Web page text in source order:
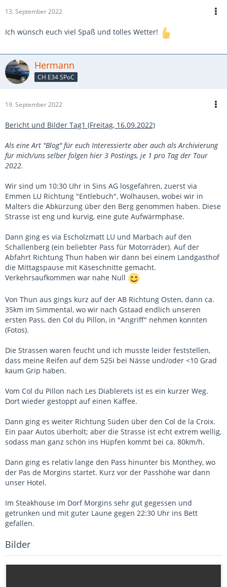
13. September 2022
Ich wünsch euch viel Spaß und tolles Wetter!
Hermann
CH E34 SPoC
19. September 2022
Bericht und Bilder Tag1 (Freitag, 16.09.2022)
Als eine Art "Blog" für euch Interessierte aber auch als Archivierung
für mich/uns selber folgen hier 3 Postings, je 1 pro Tag der Tour
2022.
Wir sind um 10:30 Uhr in Sins AG losgefahren, zuerst via
Emmen LU Richtung "Entlebuch", Wolhausen, wobei wir in
Malters die Abkürzung über den Berg genommen haben. Diese
Strasse ist eng und kurvig, eine gute Aufwärmphase.
Dann ging es via Escholzmatt LU und Marbach auf den
Schallenberg (ein beliebter Pass für Motorräder). Auf der
Abfahrt Richtung Thun haben wir dann bei einem Landgasthof
die Mittagspause mit Käseschnitte gemacht.
Verkehrsaufkommen war nahe Null
Von Thun aus gings kurz auf der AB Richtung Osten, dann ca.
35km im Simmental, wo wir nach Gstaad endlich unseren
ersten Pass, den Col du Pillon, in "Angriff" nehmen konnten
(Fotos).
Die Strassen waren feucht und ich musste leider feststellen,
dass meine Reifen auf dem 525i bei Nässe und/oder <10 Grad
kaum Grip haben.
Vom Col du Pillon nach Les Diablerets ist es ein kurzer Weg.
Dort wieder gestoppt auf einen Kaffee.
Dann ging es weiter Richtung Süden über den Col de la Croix.
Ein paar Autos überholt; aber die Strasse ist echt extrem wellig,
sodass man ganz schön ins Hüpfen kommt bei ca. 80km/h.
Dann ging es relativ lange den Pass hinunter bis Monthey, wo
der Pas de Morgins startet. Kurz vor der Passhöhe war dann
unser Hotel.
Im Steakhouse im Dorf Morgins sehr gut gegessen und
getrunken und mit guter Laune gegen 22:30 Uhr ins Bett
gefallen.
Bilder